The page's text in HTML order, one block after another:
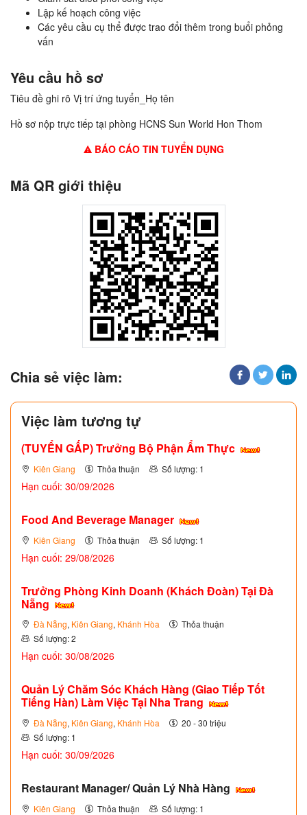
Lập kế hoạch công việc
Các yêu cầu cụ thể được trao đổi thêm trong buổi phỏng
vấn
Yêu cầu hồ sơ
Tiêu đề ghi rõ Vị trí ứng tuyển_Họ tên
Hồ sơ nộp trực tiếp tại phòng HCNS Sun World Hon Thom
BÁO CÁO TIN TUYỂN DỤNG
Mã QR giới thiệu
Chia sẻ việc làm:
Việc làm tương tự
(TUYỂN GẤP)Trưởng Bộ Phận Ẩm Thực
Kiên Giang Thỏa thuận Số lượng: 1
Hạn cuối: 30/09/2026
Food And Beverage Manager
Kiên Giang Thỏa thuận Số lượng: 1
Hạn cuối: 29/08/2026
Trưởng Phòng Kinh Doanh (Khách Đoàn) Tại Đà
Nẵng
Đà Nẵng, Kiên Giang, Khánh Hòa
Thỏa thuận
Số lượng: 2
Hạn cuối: 30/08/2026
Quản Lý Chăm Sóc Khách Hàng (Giao Tiếp Tốt
Tiếng Hàn) Làm Việc Tại Nha Trang
Đà Nẵng, Kiên Giang, Khánh Hòa
20 - 30 triệu
Số lượng: 1
Hạn cuối: 30/09/2026
Restaurant Manager/ Quản Lý Nhà Hàng
Kiên Giang Thỏa thuận Số lượng: 1